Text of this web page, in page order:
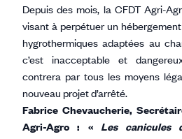
Depuis des mois, la CFDT Agri-
visant à perpétuer un
hygrothermiques adaptées au
c’est inacceptable et
contrera par tous les moyens
nouveau projet d’arrêté.
Fabrice Chevaucherie,
Agri-Agro : « Les canicules